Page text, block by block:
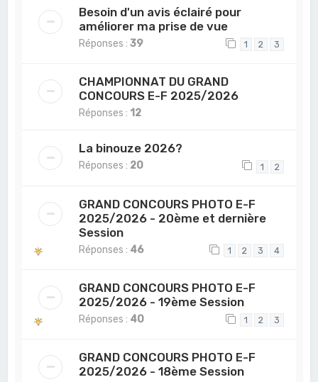
Besoin d'un avis éclairé pour
améliorer ma prise de vue
Réponses :39 1 2 3
CHAMPIONNAT DU GRAND
CONCOURS E-F 2025/2026
Réponses : 12
La binouze 2026?
Réponses : 20 1 2
GRAND CONCOURS PHOTO E-F
2025/2026 - 20ème et dernière
Session
Réponses : 46 1 2 3 4
GRAND CONCOURS PHOTO E-F
2025/2026 - 19ème Session
Réponses : 40 1 2 3
GRAND CONCOURS PHOTO E-F
2025/2026 - 18ème Session